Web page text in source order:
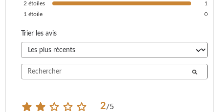
2 étoiles
1
1 étoile 0
Trier les avis
2/5